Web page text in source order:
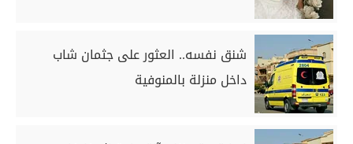
شنق نفسه.. العثور على جثمان شاب
داخل منزلة بالمنوفية